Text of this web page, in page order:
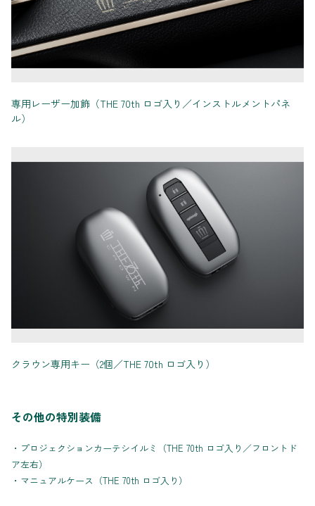
専用レーザー加飾（THE 70th ロゴ入り／インストルメントパネ
ル）
クラウン専用キー（2個／THE 70th ロゴ入り）
その他の特別装備
・プロジェクションカーテシイルミ（THE 70th ロゴ入り／フロントド
ア左右）
・マニュアルケース（THE 70th ロゴ入り）